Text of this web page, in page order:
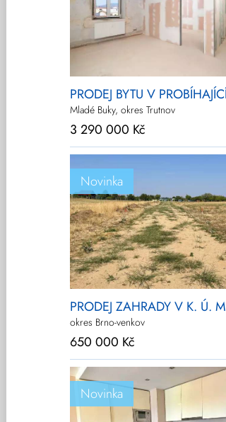
PRODEJ BYTU V
Mladé Buky, okres Trutnov
3 290 000 Kč
Novinka
PRODEJ ZAHRADY V K. Ú.
okres Brno-venkov
650 000 Kč
Novinka
Ostatní
projekty
Prodej